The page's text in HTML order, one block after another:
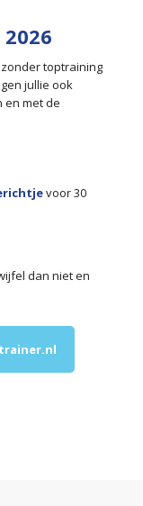
toptraining
jullie ook
en met de
voor 30
dan niet en